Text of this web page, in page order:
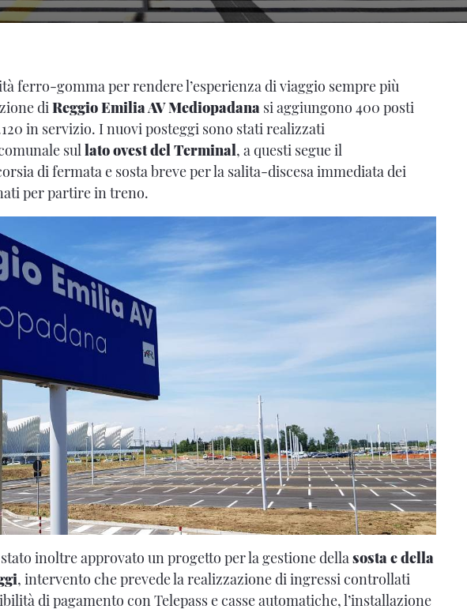
ferro-gomma per rendere l’esperienza di viaggio sempre più
diReggio Emilia AV Mediopadana si aggiungono 400 posti
in servizio. I nuovi posteggi sono stati realizzati
sullato ovest del Terminal, a questi segue il
di fermata e sosta breve per la salita-discesa immediata dei
per partire in treno.
inoltre approvato un progetto per la gestione dellasosta e della
, intervento che prevede la realizzazione di ingressi controllati
di pagamento con Telepass e casse automatiche, l’installazione